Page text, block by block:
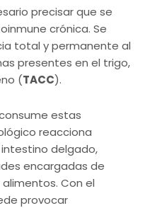
precisar que se
crónica. Se
total y permanente al
presentes en el trigo,
(TACC).
estas
reacciona
delgado,
encargadas de
Con el
provocar